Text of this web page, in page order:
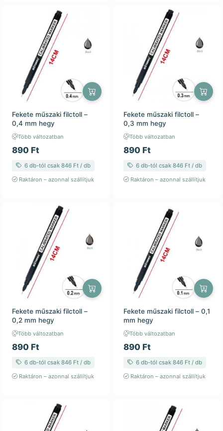
Fekete műszaki filctoll –
0,4 mm hegy
Több változatban
890 Ft
6 db-tól csak 846 Ft / db
Raktáron – azonnal szállítjuk
Fekete műszaki filctoll –
0,3 mm hegy
Több változatban
890 Ft
6 db-tól csak 846 Ft / db
Raktáron – azonnal szállítjuk
Fekete műszaki filctoll –
0,2 mm hegy
Több változatban
890 Ft
6 db-tól csak 846 Ft / db
Raktáron – azonnal szállítjuk
Fekete műszaki filctoll – 0,1
mm hegy
Több változatban
890 Ft
6 db-tól csak 846 Ft / db
Raktáron – azonnal szállítjuk